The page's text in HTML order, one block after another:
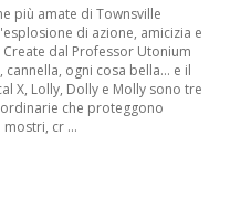
più amate di Townsville
di azione, amicizia e
dal Professor Utonium
cannella, ogni cosa bella... e il
X, Lolly, Dolly e Molly sono tre
che proteggono
cr ...